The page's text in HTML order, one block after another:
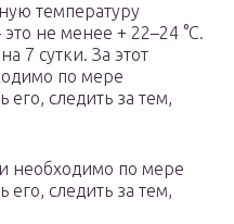
температуру
не менее + 22–24 °С.
7 сутки. За этот
по мере
его, следить за тем,
необходимо по мере
его, следить за тем,